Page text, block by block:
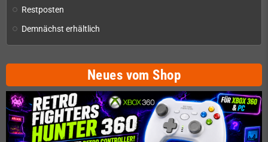
Restposten
Demnächst erhältlich
Neues vom Shop